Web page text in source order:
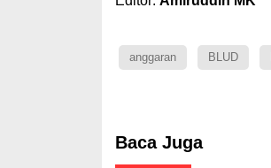
anggaran BLUD
Baca Juga